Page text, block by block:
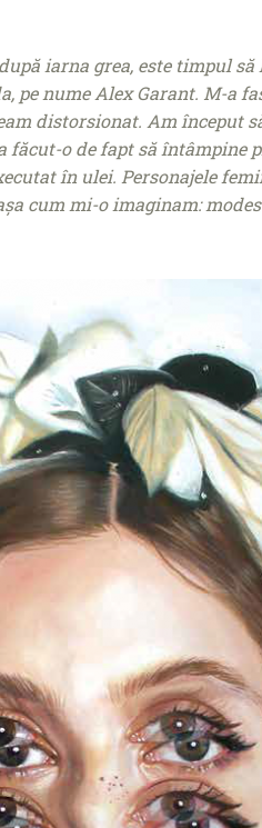
iarna grea, este timpul
pe nume Alex Garant. M-a
distorsionat. Am început
o de fapt să întâmpine
în ulei. Personajele
mi-o imaginam: